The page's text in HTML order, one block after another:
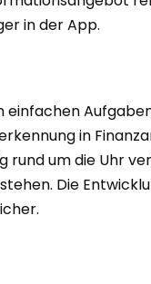
in der App.
einfachen
in
um die Uhr
Die